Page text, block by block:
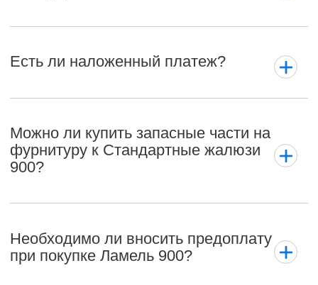
Есть ли наложенный платеж?
Можно ли купить запасные части на
фурнитуру к Стандартные жалюзи
900?
Необходимо ли вносить предоплату
при покупке Ламель 900?